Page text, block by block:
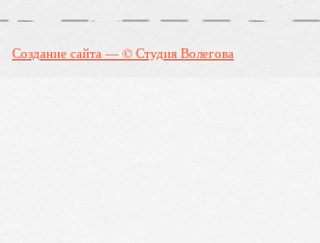
Создание сайта — © Студия Волегова